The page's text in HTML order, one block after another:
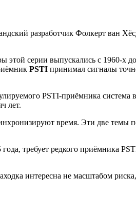
разработчик Фолкерт ван
этой серии выпускались с 1960-х
PSTI принимал сигналы
PSTI-приёмника система
лет.
время. Эти две темы
года, требует редкого приёмника
интересна не масштабом